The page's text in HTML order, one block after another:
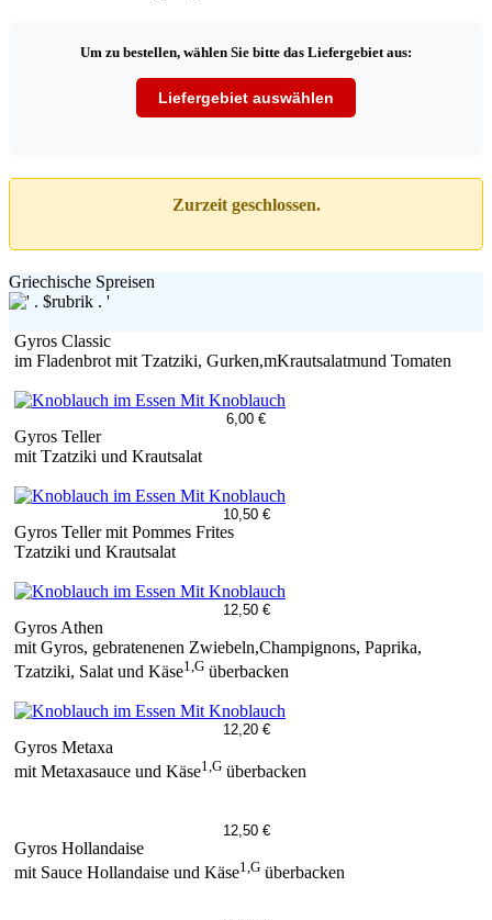
Um zu bestellen, wählen Sie bitte das Liefergebiet aus:
Liefergebiet auswählen
Zurzeit geschlossen.
Griechische Spreisen
Gyros Classic
im Fladenbrot mit Tzatziki, Gurken,mKrautsalatmund Tomaten
Mit Knoblauch
6,00 €
Gyros Teller
mit Tzatziki und Krautsalat
Mit Knoblauch
10,50 €
Gyros Teller mit Pommes Frites
Tzatziki und Krautsalat
Mit Knoblauch
12,50 €
Gyros Athen
mit Gyros, gebratenenen Zwiebeln,Champignons, Paprika,
Tzatziki, Salat und Käse1,G überbacken
Mit Knoblauch
12,20 €
Gyros Metaxa
mit Metaxasauce und Käse1,G überbacken
12,50 €
Gyros Hollandaise
mit Sauce Hollandaise und Käse1,G überbacken